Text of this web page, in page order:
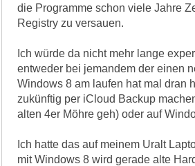
die Programme schon viele Jahre
Registry zu versauen.
Ich würde da nicht mehr lange
entweder bei jemandem der einen
Windows 8 am laufen hat mal dran
zukünftig per iCloud Backup
alten 4er Möhre geh) oder auf
Ich hatte das auf meinem Uralt
mit Windows 8 wird gerade alte